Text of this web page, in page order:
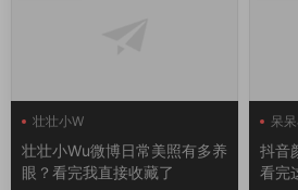
壮壮小W
壮壮小Wu微博日常美照有多养
眼？看完我直接收藏了
呆
抖音
看完